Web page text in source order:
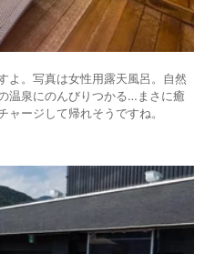
よ。写真は女性用露天風呂。自然
温泉にのんびりつかる…まさに癒
ャージして帰れそうですね。